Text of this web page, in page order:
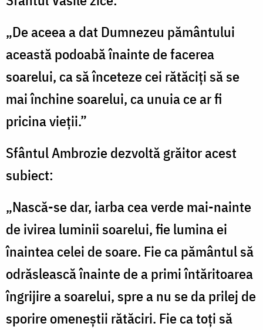
„De aceea a dat Dumnezeu pământului
această podoabă înainte de facerea
soarelui, ca să înceteze cei rătăciţi să se
mai închine soarelui, ca unuia ce ar fi
pricina vieţii.”
Sfântul Ambrozie dezvoltă grăitor acest
subiect:
„Nască-se dar, iarba cea verde mai-nainte
de ivirea luminii soarelui, fie lumina ei
înaintea celei de soare. Fie ca pământul să
odrăslească înainte de a primi întăritoarea
îngrijire a soarelui, spre a nu se da prilej de
sporire omeneştii rătăciri. Fie ca toţi să